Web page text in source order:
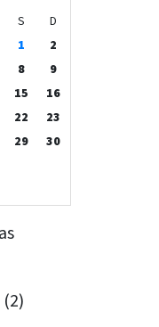
S
D
1
2
8
9
15
16
22
23
29
30
(2)